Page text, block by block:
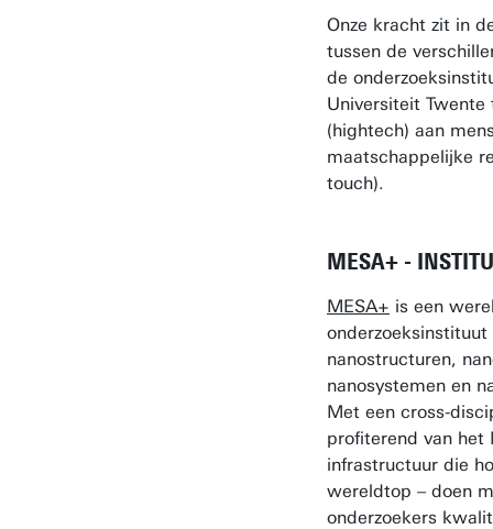
Onze kracht zit in
tussen de
de
Universiteit Twente
(hightech) aan
maatschappelijke
touch).
MESA+ -
MESA+ is een
nanostructuren,
nanosystemen en
Met een cross-
profiterend van het
infrastructuur die
wereldtop – doen
onderzoekers